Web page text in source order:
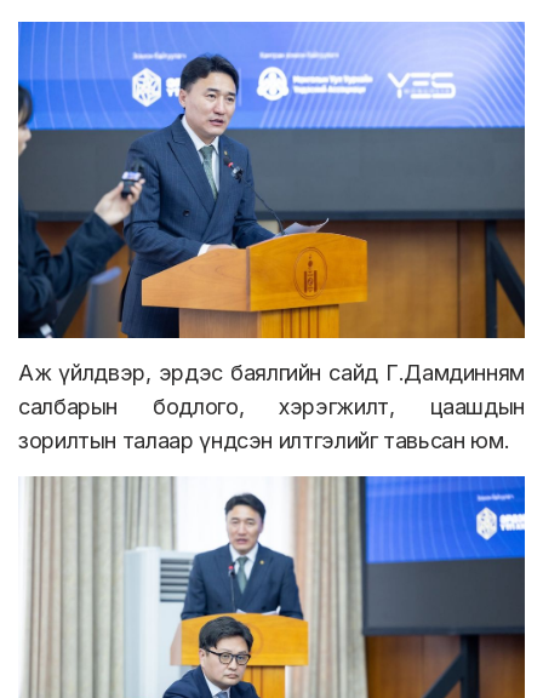
Аж үйлдвэр, эрдэс баялгийн сайд Г.Дамдинням
салбарын бодлого, хэрэгжилт, цаашдын
зорилтын талаар үндсэн илтгэлийг тавьсан юм.